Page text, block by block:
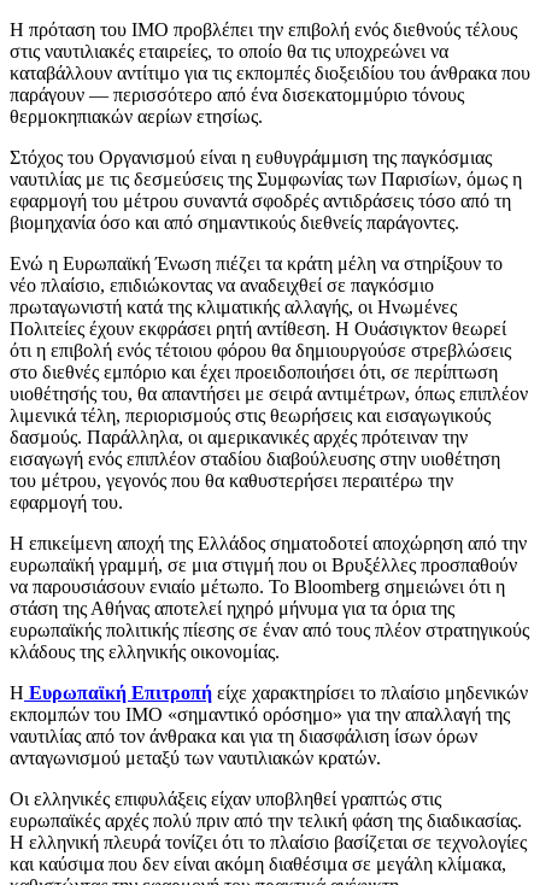
Η πρόταση του ΙΜΟ προβλέπει την επιβολή ενός διεθνούς τέλους
στις ναυτιλιακές εταιρείες, το οποίο θα τις υποχρεώνει να
καταβάλλουν αντίτιμο για τις εκπομπές διοξειδίου του άνθρακα που
παράγουν — περισσότερο από ένα δισεκατομμύριο τόνους
θερμοκηπιακών αερίων ετησίως.
Στόχος του Οργανισμού είναι η ευθυγράμμιση της παγκόσμιας
ναυτιλίας με τις δεσμεύσεις της Συμφωνίας των Παρισίων, όμως η
εφαρμογή του μέτρου συναντά σφοδρές αντιδράσεις τόσο από τη
βιομηχανία όσο και από σημαντικούς διεθνείς παράγοντες.
Ενώ η Ευρωπαϊκή Ένωση πιέζει τα κράτη μέλη να στηρίξουν το
νέο πλαίσιο, επιδιώκοντας να αναδειχθεί σε παγκόσμιο
πρωταγωνιστή κατά της κλιματικής αλλαγής, οι Ηνωμένες
Πολιτείες έχουν εκφράσει ρητή αντίθεση. Η Ουάσιγκτον θεωρεί
ότι η επιβολή ενός τέτοιου φόρου θα δημιουργούσε στρεβλώσεις
στο διεθνές εμπόριο και έχει προειδοποιήσει ότι, σε περίπτωση
υιοθέτησής του, θα απαντήσει με σειρά αντιμέτρων, όπως επιπλέον
λιμενικά τέλη, περιορισμούς στις θεωρήσεις και εισαγωγικούς
δασμούς. Παράλληλα, οι αμερικανικές αρχές πρότειναν την
εισαγωγή ενός επιπλέον σταδίου διαβούλευσης στην υιοθέτηση
του μέτρου, γεγονός που θα καθυστερήσει περαιτέρω την
εφαρμογή του.
Η επικείμενη αποχή της Ελλάδος σηματοδοτεί αποχώρηση από την
ευρωπαϊκή γραμμή, σε μια στιγμή που οι Βρυξέλλες προσπαθούν
να παρουσιάσουν ενιαίο μέτωπο. Το Bloomberg σημειώνει ότι η
στάση της Αθήνας αποτελεί ηχηρό μήνυμα για τα όρια της
ευρωπαϊκής πολιτικής πίεσης σε έναν από τους πλέον στρατηγικούς
κλάδους της ελληνικής οικονομίας.
Η Ευρωπαϊκή Επιτροπή είχε χαρακτηρίσει το πλαίσιο μηδενικών
εκπομπών του ΙΜΟ «σημαντικό ορόσημο» για την απαλλαγή της
ναυτιλίας από τον άνθρακα και για τη διασφάλιση ίσων όρων
ανταγωνισμού μεταξύ των ναυτιλιακών κρατών.
Οι ελληνικές επιφυλάξεις είχαν υποβληθεί γραπτώς στις
ευρωπαϊκές αρχές πολύ πριν από την τελική φάση της διαδικασίας.
Η ελληνική πλευρά τονίζει ότι το πλαίσιο βασίζεται σε τεχνολογίες
και καύσιμα που δεν είναι ακόμη διαθέσιμα σε μεγάλη κλίμακα,